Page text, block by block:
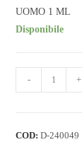
UOMO 1 ML
Disponibile
- +
COD:D-240049